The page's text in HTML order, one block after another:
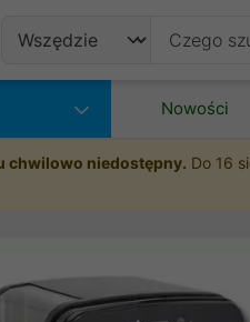
Nowości
chwilowo niedostępny. Do 16